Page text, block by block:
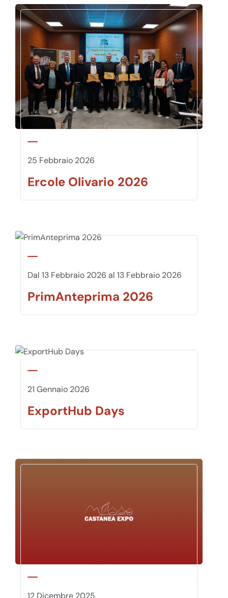
25 Febbraio 2026
Ercole Olivario 2026
Dal 13 Febbraio 2026 al 13 Febbraio 2026
PrimAnteprima 2026
21 Gennaio 2026
ExportHub Days
12 Dicembre 2025